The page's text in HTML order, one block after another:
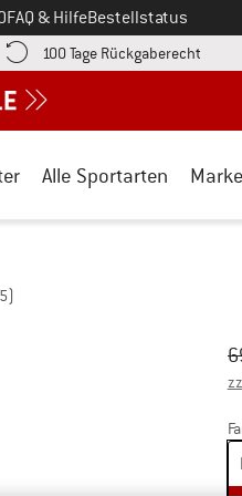
FAQ & HilfeBestellstatus
sich in einer Infobox
100 Tage Rückgaberecht
Alle Sportarten